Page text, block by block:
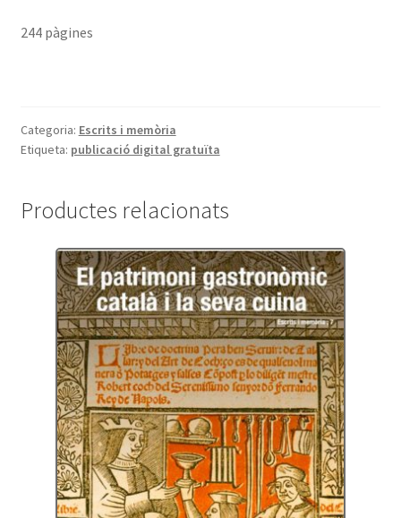
244 pàgines
Categoria: Escrits i memòria
Etiqueta: publicació digital gratuïta
Productes relacionats